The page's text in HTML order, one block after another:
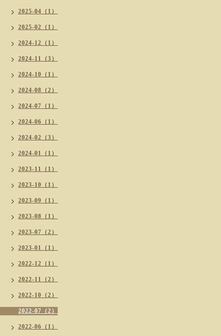
2025-04（1）
2025-02（1）
2024-12（1）
2024-11（3）
2024-10（1）
2024-08（2）
2024-07（1）
2024-06（1）
2024-02（3）
2024-01（1）
2023-11（1）
2023-10（1）
2023-09（1）
2023-08（1）
2023-07（2）
2023-01（1）
2022-12（1）
2022-11（2）
2022-10（2）
2022-07（2）
2022-06（1）